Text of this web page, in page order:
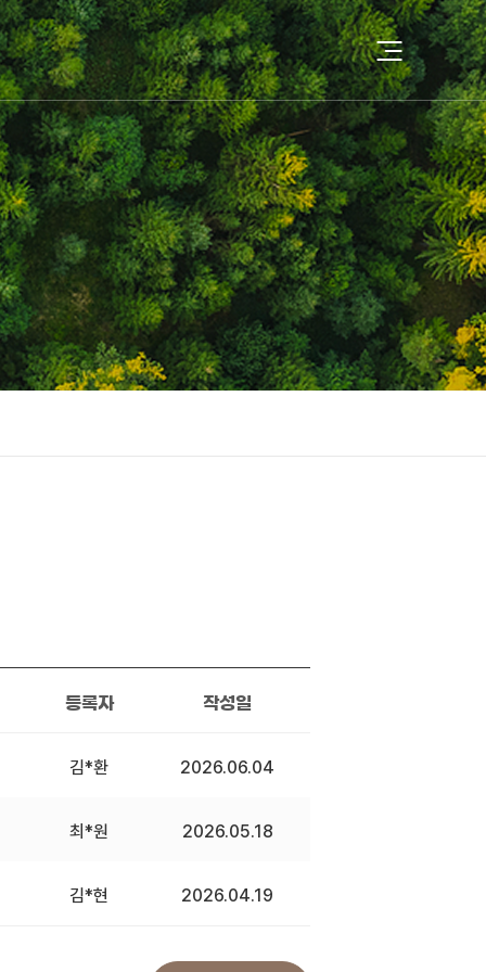
등록자 작성일
김*환 2026.06.04
최*원 2026.05.18
김*현 2026.04.19